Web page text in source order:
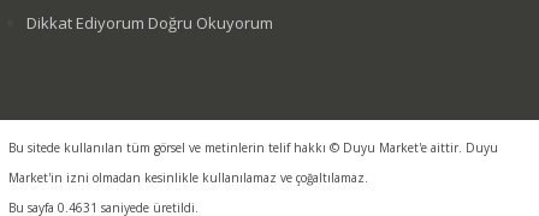
Dikkat Ediyorum Doğru Okuyorum
Bu sitede kullanılan tüm görsel ve metinlerin telif hakkı © Duyu Market'e aittir. Duyu
Market'in izni olmadan kesinlikle kullanılamaz ve çoğaltılamaz.
Bu sayfa 0.4631 saniyede üretildi.